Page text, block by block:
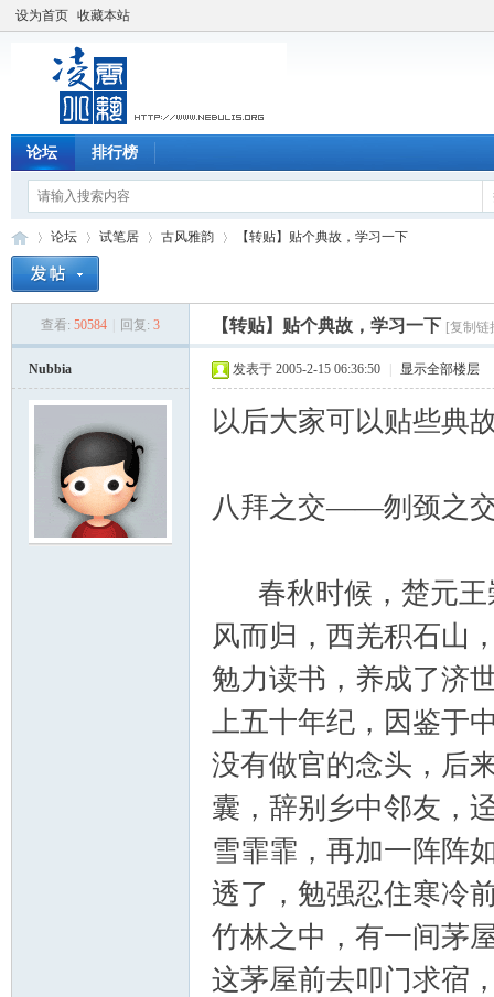
设为首页 收藏本站
论坛 排行榜
论坛
›
试笔居
›
古风雅韵 【转贴】贴个典故，学习一下
查看: 50584 回复: 3 【转贴】贴个典故，学习一下 [复制链
Nubbia 发表于 2005-2-15 06:36:50 显示全部楼层
以后大家可以贴些典
八拜之交——刎颈之
春秋时候，楚元王
风而归，西羌积石山
勉力读书，养成了济
上五十年纪，因鉴于
没有做官的念头，后
囊，辞别乡中邻友，
雪霏霏，再加一阵阵
透了，勉强忍住寒冷
竹林之中，有一间茅
这茅屋前去叩门求宿